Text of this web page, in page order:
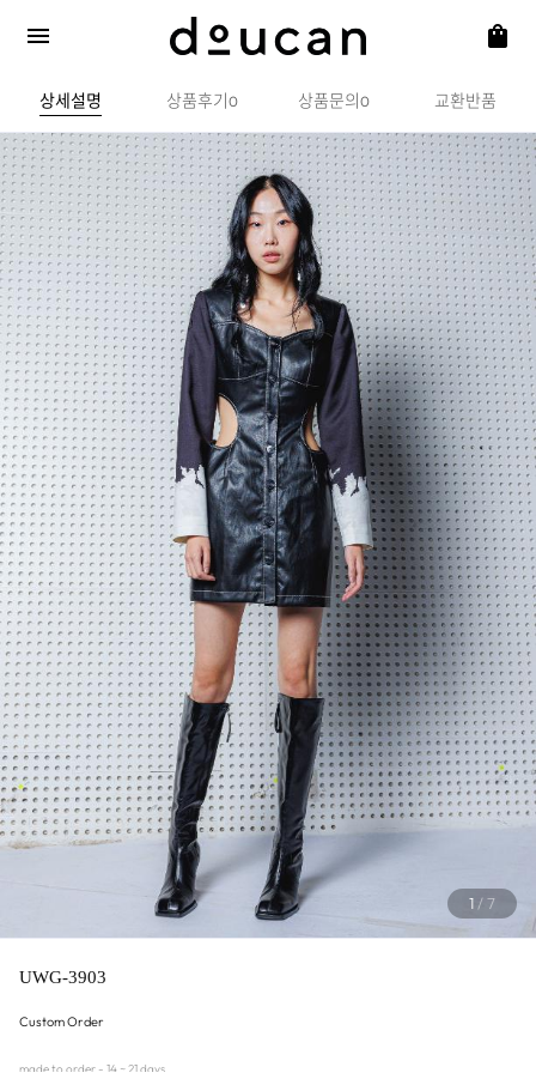
상세설명 상품후기0 상품문의0 교환반품
1/7
UWG-3903
Custom Order
made to order - 14 ~ 21 days